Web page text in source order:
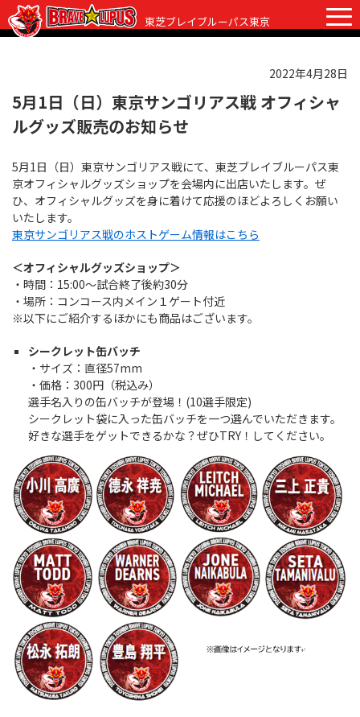
東芝ブレイブルーパス東京
チケット グッズ ファンクラブ 観戦ガイド
観戦ガイド
初めての観戦
ラグビーって何？
会場紹介
クラブからのお願い
試合日程・結果
選手・スタッフ
スタッフ
マスコット
クラブ情報
株式会社 ブレイブルーパス東京概要
株式会社 チームの歴史
地域貢献活動
アカデミー
パートナー
Instagram
パートナーシップのご案内
2022年4月28日
5月1日（日）東京サンゴリアス戦 オフィシャ
ルグッズ販売のお知らせ
5月1日（日）東京サンゴリアス戦にて、東芝ブレイブルーパス東
京オフィシャルグッズショップを会場内に出店いたします。ぜ
ひ、オフィシャルグッズを身に着けて応援のほどよろしくお願い
いたします。
東京サンゴリアス戦のホストゲーム情報はこちら
＜オフィシャルグッズショップ＞
・時間：15:00～試合終了後約30分
・場所：コンコース内メイン１ゲート付近
※以下にご紹介するほかにも商品はございます。
シークレット缶バッチ
・サイズ：直径57mm
・価格：300円（税込み）
選手名入りの缶バッチが登場！(10選手限定)
シークレット袋に入った缶バッチを一つ選んでいただきます。
好きな選手をゲットできるかな？ぜひTRY！してください。